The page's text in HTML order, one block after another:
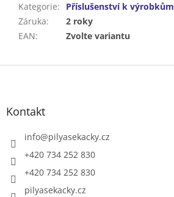
Kategorie:
Příslušenství k výrobkům
Záruka:
2 roky
EAN: Zvolte variantu
Z
Kontakt
info@pilyasekacky.cz
+420 734 252 830
+420 734 252 830
pilyasekacky.cz